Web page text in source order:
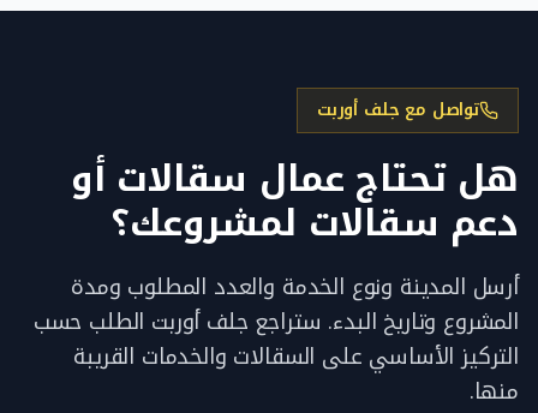
تواصل مع جلف أوربت
هل تحتاج عمال سقالات أو
دعم سقالات لمشروعك؟
أرسل المدينة ونوع الخدمة والعدد المطلوب ومدة
المشروع وتاريخ البدء. ستراجع جلف أوربت الطلب حسب
التركيز الأساسي على السقالات والخدمات القريبة
منها.